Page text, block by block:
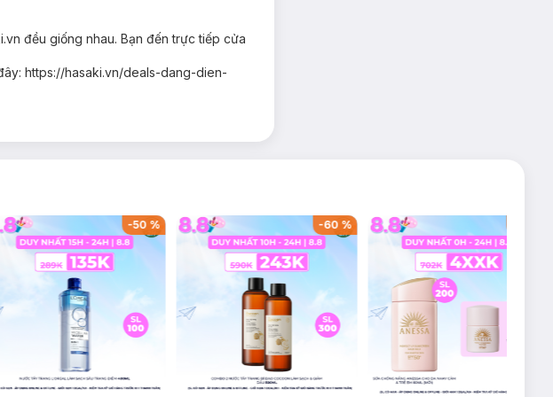
thời tiết oi bức.
đều giống nhau. Bạn đến trực tiếp cửa
https://hasaki.vn/deals-dang-dien-
-50 % -60 %